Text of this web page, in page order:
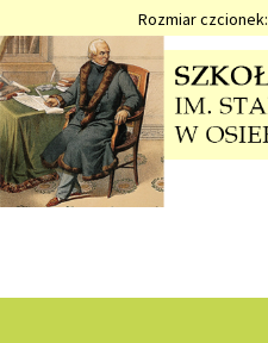
do
głównej
treści
do
wyszukiwarki
Rozmiar czcionek: